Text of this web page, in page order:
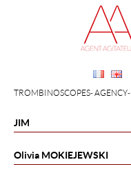
JIM
Olivia MOKIEJEWSKI
TROMBINOSCOPES AGENCY